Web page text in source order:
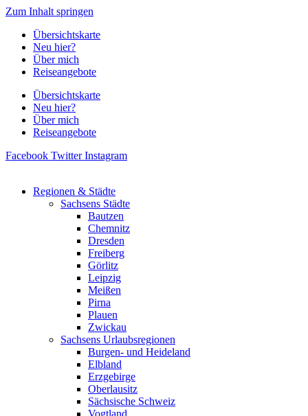
Zum Inhalt springen
Übersichtskarte
Neu hier?
Über mich
Reiseangebote
Übersichtskarte
Neu hier?
Über mich
Reiseangebote
Facebook Twitter Instagram
Regionen & Städte
Sachsens Städte
Bautzen
Chemnitz
Dresden
Freiberg
Görlitz
Leipzig
Meißen
Pirna
Plauen
Zwickau
Sachsens Urlaubsregionen
Burgen- und Heideland
Elbland
Erzgebirge
Oberlausitz
Sächsische Schweiz
Vogtland